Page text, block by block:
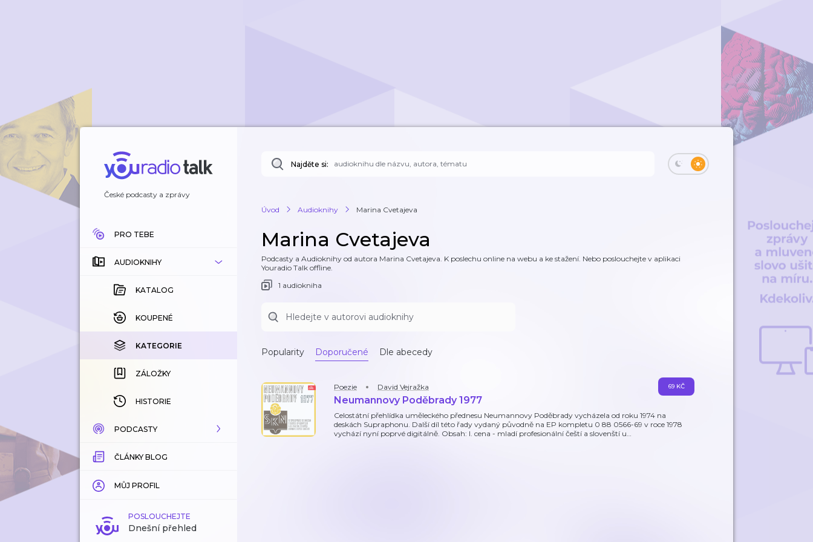
České podcasty a zprávy
PRO TEBE
AUDIOKNIHY
KATALOG
KOUPENÉ
KATEGORIE
ZÁLOŽKY
HISTORIE
PODCASTY
KATALOG
KATEGORIE
ZÁLOŽKY
ČLÁNKY BLOG
MŮJ PROFIL
POSLOUCHEJTE
Dnešní přehled
Najděte si:
Úvod Audioknihy Marina Cvetajeva
Marina Cvetajeva
Podcasty a Audioknihy od autora Marina Cvetajeva. K poslechu online na webu a ke stažení. Nebo poslouchejte v aplikaci
Youradio Talk offline.
1 audiokniha
Popularity Doporučené Dle abecedy
Poezie David Vejražka
Neumannovy Poděbrady 1977
Celostátní přehlídka uměleckého přednesu Neumannovy Poděbrady vycházela od roku 1974 na
deskách Supraphonu. Další díl této řady vydaný původně na EP kompletu 0 88 0566-69 v roce 1978
vychází nyní poprvé digitálně. Obsah: I. cena - mladí profesionální čeští a slovenští u…
69 KČ